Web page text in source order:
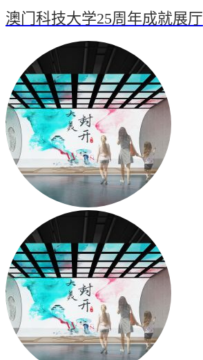
澳门科技大学25周年成就展厅